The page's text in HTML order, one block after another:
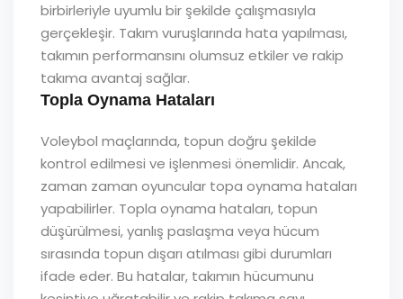
birbirleriyle uyumlu bir şekilde çalışmasıyla
gerçekleşir. Takım vuruşlarında hata yapılması,
takımın performansını olumsuz etkiler ve rakip
takıma avantaj sağlar.
Topla Oynama Hataları
Voleybol maçlarında, topun doğru şekilde
kontrol edilmesi ve işlenmesi önemlidir. Ancak,
zaman zaman oyuncular topa oynama hataları
yapabilirler. Topla oynama hataları, topun
düşürülmesi, yanlış paslaşma veya hücum
sırasında topun dışarı atılması gibi durumları
ifade eder. Bu hatalar, takımın hücumunu